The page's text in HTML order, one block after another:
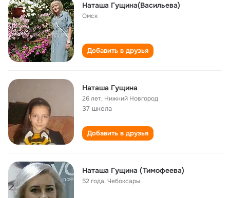
Наташа Гущина(Васильева)
Омск
Добавить в друзья
Наташа Гущина
26 лет, Нижний Новгород
37 школа
Добавить в друзья
Наташа Гущина (Тимофеева)
52 года,Чебоксары